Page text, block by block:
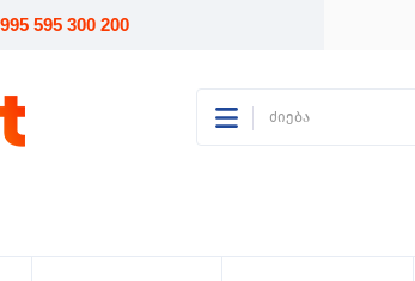
595 300 200